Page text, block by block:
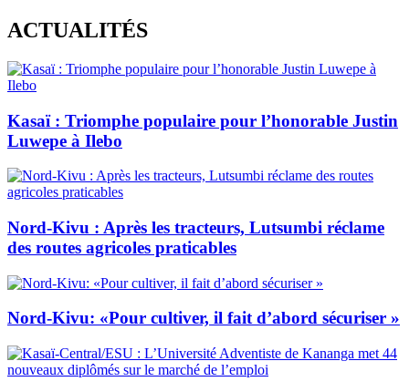
Skip
to
content
ACTUALITÉS
Kasaï : Triomphe populaire pour l’honorable Justin
Luwepe à Ilebo
Nord-Kivu : Après les tracteurs, Lutsumbi réclame
des routes agricoles praticables
Nord-Kivu: «Pour cultiver, il fait d’abord sécuriser »